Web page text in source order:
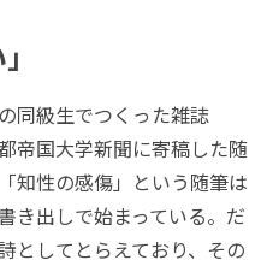
同級生でつくった雑誌
帝国大学新聞に寄稿した随
知性の感傷」という随筆は
き出しで始まっている。だ
としてとらえており、その